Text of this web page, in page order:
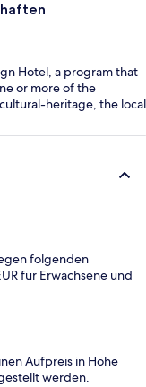
Hotel, a program that
or more of the
heritage, the local
folgenden
für Erwachsene und
Aufpreis in Höhe
werden.